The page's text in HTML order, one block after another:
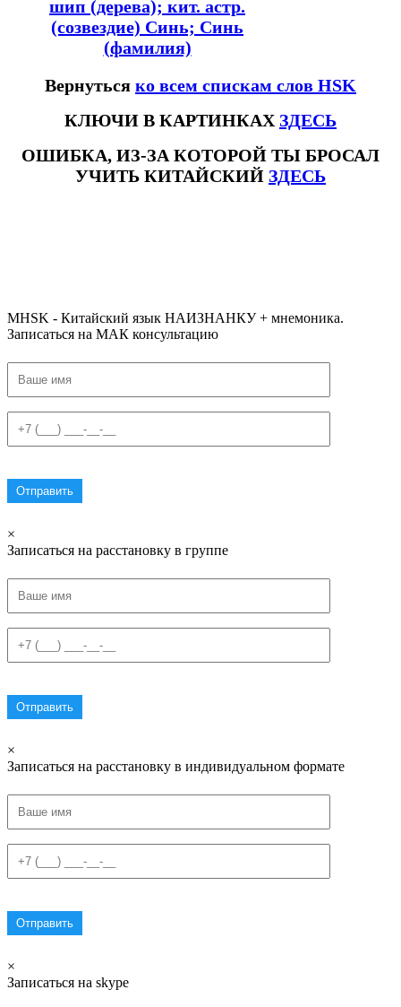
шип (дерева); кит. астр.
(созвездие) Синь; Синь
(фамилия)
Вернуться ко всем спискам слов HSK
КЛЮЧИ В КАРТИНКАХ ЗДЕСЬ
ОШИБКА, ИЗ-ЗА КОТОРОЙ ТЫ БРОСАЛ
УЧИТЬ КИТАЙСКИЙ ЗДЕСЬ
MHSK - Китайский язык НАИЗНАНКУ + мнемоника.
Записаться на МАК консультацию
×
Записаться на расстановку в группе
×
Записаться на расстановку в индивидуальном формате
×
Записаться на skype